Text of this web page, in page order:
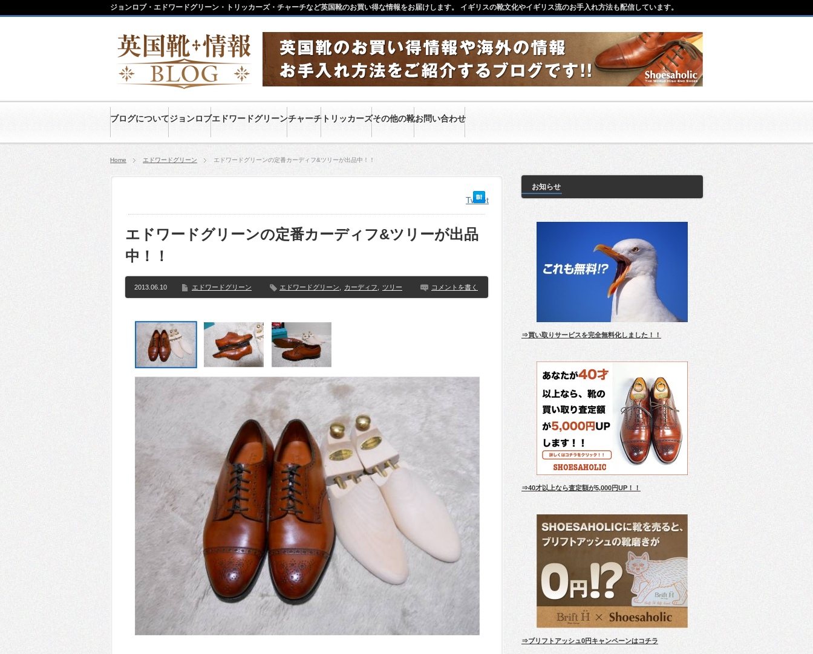
ブログについてジョンロブエドワードグリーンチャーチ トリッカーズその他の靴お問い合わせ
ジョンロブ・エドワードグリーン・トリッカーズ・チャーチなど英国靴のお買い得な情報をお届けします。 イギリスの靴文化やイギリス流のお手入れ方法も配信しています。
Home エドワードグリーン エドワードグリーンの定番カーディフ&ツリーが出品中！！
Tweet
エドワードグリーンの定番カーディフ&ツリーが出品
中！！
2013.06.10 エドワードグリーン エドワードグリーン カーディフ ツリー コメントを書く
お知らせ
⇒買い取りサービスを完全無料化しました！！
⇒40才以上なら査定額が5,000円UP！！
⇒ブリフトアッシュ0円キャンペーンはコチラ